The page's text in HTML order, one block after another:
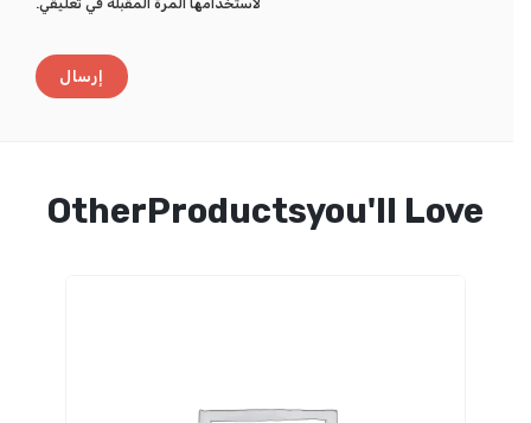
لاستخدامها المرة المقبلة في تعليقي.
OtherProductsyou'll Love